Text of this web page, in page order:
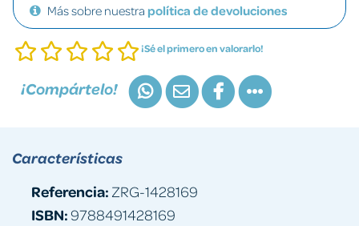
Más sobre nuestra política de devoluciones
¡Sé el primero en valorarlo!
¡Compártelo!
Características
Referencia: ZRG-1428169
ISBN:9788491428169